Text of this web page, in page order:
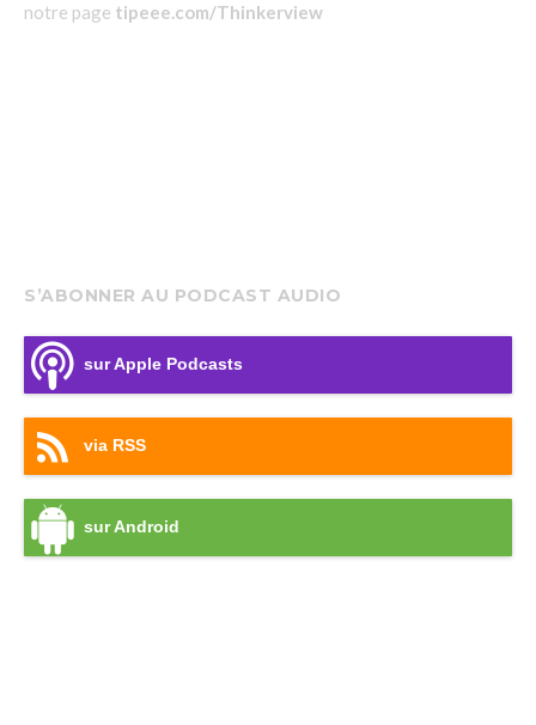
notre page tipeee.com/Thinkerview
S’ABONNER AU PODCAST AUDIO
sur Apple Podcasts
via RSS
sur Android